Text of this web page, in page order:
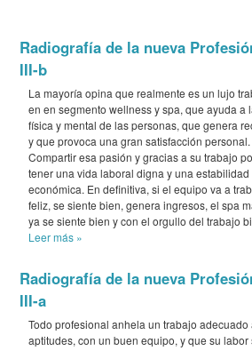
Radiografía de la nueva
III-b
La mayoría opina que realmente es un lujo
en en segmento wellness y spa, que ayuda a
física y mental de las personas, que genera
y que provoca una gran satisfacción personal.
Compartir esa pasión y gracias a su trabajo
tener una vida laboral digna y una estabilidad
económica. En definitiva, si el equipo va a
feliz, se siente bien, genera ingresos, el spa
ya se siente bien y con el orgullo del trabajo
Leer más »
Radiografía de la nueva
III-a
Todo profesional anhela un trabajo adecuado
aptitudes, con un buen equipo, y que su labor